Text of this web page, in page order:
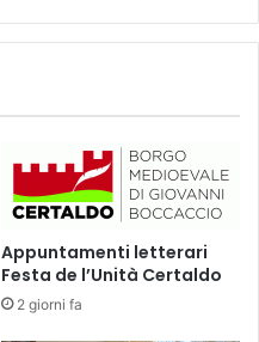
Appuntamenti letterari
Festa de l’Unità Certaldo
2 giorni fa